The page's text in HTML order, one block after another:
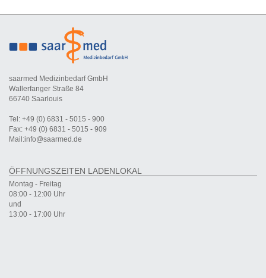
saarmed Medizinbedarf GmbH
Wallerfanger Straße 84
66740 Saarlouis
Tel: +49 (0) 6831 - 5015 - 900
Fax: +49 (0) 6831 - 5015 - 909
Mail:info@saarmed.de
ÖFFNUNGSZEITEN LADENLOKAL
Montag - Freitag
08:00 - 12:00 Uhr
und
13:00 - 17:00 Uhr